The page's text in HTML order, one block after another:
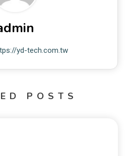
yd-tech.com.tw
POSTS